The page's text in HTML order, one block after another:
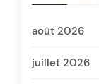
août 2026
juillet 2026